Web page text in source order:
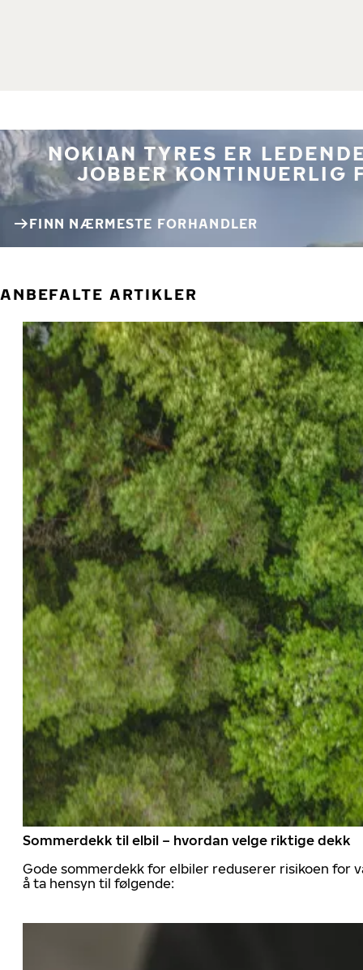
NOKIAN TYRES ER
JOBBER KONTINUERLIG
FINN NÆRMESTE FORHANDLER
ANBEFALTE ARTIKLER
Sommerdekk til elbil – hvordan velge riktige dekk
Gode sommerdekk for elbiler reduserer risikoen for
å ta hensyn til følgende: